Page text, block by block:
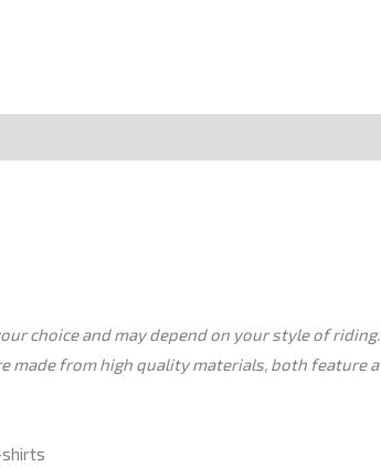
choice and may depend on your style of riding.
made from high quality materials, both feature a
shirts